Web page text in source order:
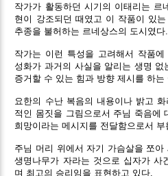
작가가 활동하던 시기의 이태리는 르
현이 강조되던 때였고 이 작품이 있
추종을 불허하는 르네상스의 도시였다.
작가는 이런 특성을 고려해서 작품
성화가 과거의 사실을 알리는 생명
증거할 수 있는 힘과 방향 제시를 하는
요한의 수난 복음의 내용이나 밝고
적인 몸짓을 그림으로서 주님 죽음에
희망이라는 메시지를 전달함으로서
주님 머리 위에서 자기 가슴살을 쪼
생명나무가 자라는 것으로 십자가 사
며 최고의 승리임을 표현하고 있다.